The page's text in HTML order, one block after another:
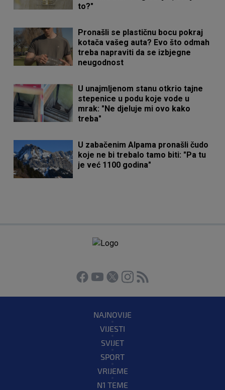
to?"
Pronašli se plastičnu bocu pokraj
kotača vašeg auta? Evo što odmah
treba napraviti da se izbjegne
neugodnost
U unajmljenom stanu otkrio tajne
stepenice u podu koje vode u
mrak: "Ne djeluje mi ovo kako
treba"
U zabačenim Alpama pronašli čudo
koje ne bi trebalo tamo biti: "Pa tu
je već 1100 godina"
NAJNOVIJE
VIJESTI
SVIJET
SPORT
VRIJEME
N1 TEME